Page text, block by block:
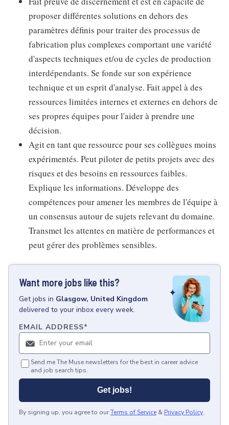
proposer différentes solutions en dehors des
paramètres définis pour traiter des processus de
fabrication plus complexes comportant une variété
d'aspects techniques et/ou de cycles de production
interdépendants. Se fonde sur son expérience
technique et un esprit d'analyse. Fait appel à des
ressources limitées internes et externes en dehors de
ses propres équipes pour l'aider à prendre une
décision.
Agit en tant que ressource pour ses collègues moins
expérimentés. Peut piloter de petits projets avec des
risques et des besoins en ressources faibles.
Explique les informations. Développe des
compétences pour amener les membres de l'équipe à
un consensus autour de sujets relevant du domaine.
Transmet les attentes en matière de performances et
peut gérer des problèmes sensibles.
Want more jobs like this?
Getjobs in Glasgow, United Kingdom
delivered to your inbox every week.
EMAIL ADDRESS*
Send me The Muse newsletters for the best in career advice
and job search tips.
Get jobs!
By signing up, you agree to ourTerms of Service & Privacy Policy.